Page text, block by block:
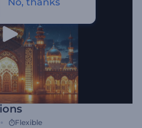
Flexible